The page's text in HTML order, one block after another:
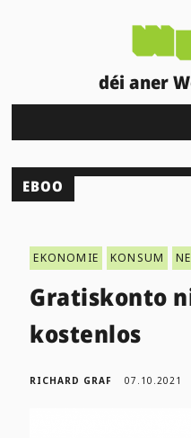
déi aner
EBOO
EKONOMIE KONSUM
Gratiskonto
kostenlos
RICHARD GRAF 07.10.2021